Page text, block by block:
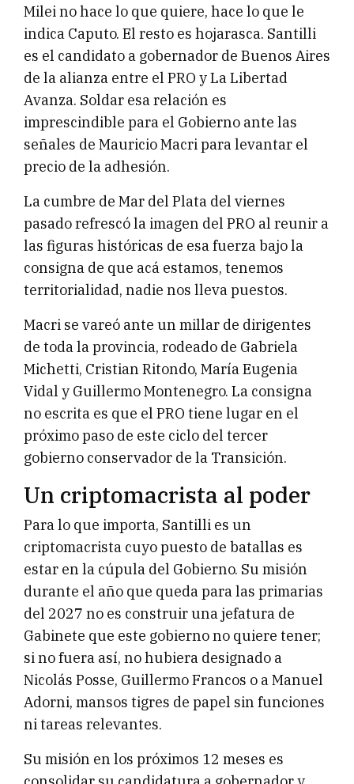
Milei no hace lo que quiere, hace lo que le
indica Caputo. El resto es hojarasca. Santilli
es el candidato a gobernador de Buenos Aires
de la alianza entre el PRO y La Libertad
Avanza. Soldar esa relación es
imprescindible para el Gobierno ante las
señales de Mauricio Macri para levantar el
precio de la adhesión.
La cumbre de Mar del Plata del viernes
pasado refrescó la imagen del PRO al reunir a
las figuras históricas de esa fuerza bajo la
consigna de que acá estamos, tenemos
territorialidad, nadie nos lleva puestos.
Macri se vareó ante un millar de dirigentes
de toda la provincia, rodeado de Gabriela
Michetti, Cristian Ritondo, María Eugenia
Vidal y Guillermo Montenegro. La consigna
no escrita es que el PRO tiene lugar en el
próximo paso de este ciclo del tercer
gobierno conservador de la Transición.
Un criptomacrista al poder
Para lo que importa, Santilli es un
criptomacrista cuyo puesto de batallas es
estar en la cúpula del Gobierno. Su misión
durante el año que queda para las primarias
del 2027 no es construir una jefatura de
Gabinete que este gobierno no quiere tener;
si no fuera así, no hubiera designado a
Nicolás Posse, Guillermo Francos o a Manuel
Adorni, mansos tigres de papel sin funciones
ni tareas relevantes.
Su misión en los próximos 12 meses es